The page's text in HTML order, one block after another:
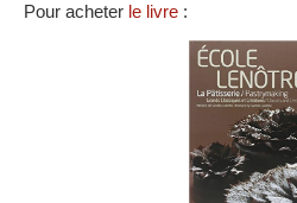
Pour acheter le livre :